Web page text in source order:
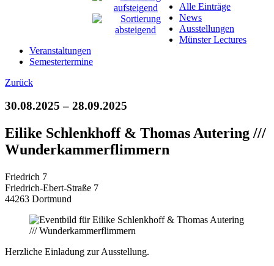
Alle Einträge
News
Ausstellungen
Münster Lectures
Veranstaltungen
Semestertermine
Zurück
30.08.2025 – 28.09.2025
Eilike Schlenkhoff & Thomas Autering ///
Wunderkammerflimmern
Friedrich 7
Friedrich-Ebert-Straße 7
44263 Dortmund
Herzliche Einladung zur Ausstellung.